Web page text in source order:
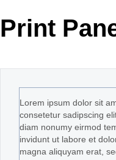
Request Trial
MetroTouch
Office2007
Print
Lorem ipsum dolor sit
consetetur sadipscing
diam nonumy eirmod
invidunt ut labore et
magna aliquyam erat,